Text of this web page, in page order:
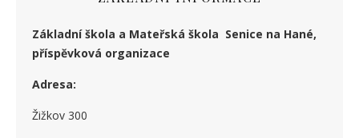
Základní škola a Mateřská škola Senice na Hané,
příspěvková organizace
Adresa:
Žižkov 300